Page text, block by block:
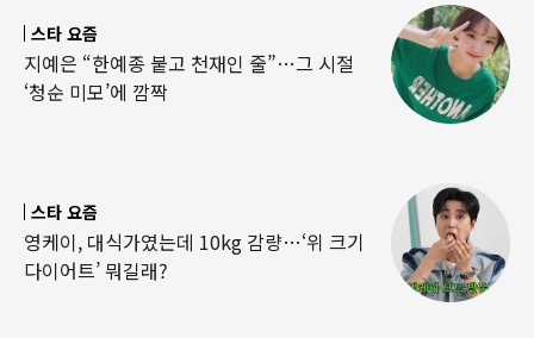
스타 요즘
지예은 “한예종 붙고 천재인 줄”…그 시절
‘청순 미모’에 깜짝
스타 요즘
영케이, 대식가였는데 10kg 감량…‘위 크기
다이어트’ 뭐길래?